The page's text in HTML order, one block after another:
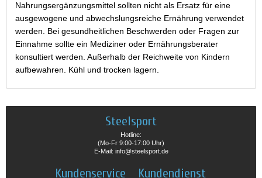
Nahrungsergänzungsmittel sollten nicht als Ersatz für eine
ausgewogene und abwechslungsreiche Ernährung verwendet
werden. Bei gesundheitlichen Beschwerden oder Fragen zur
Einnahme sollte ein Mediziner oder Ernährungsberater
konsultiert werden. Außerhalb der Reichweite von Kindern
aufbewahren. Kühl und trocken lagern.
Steelsport
Hotline:
(Mo-Fr 9:00-17:00 Uhr)
E-Mail: info@steelsport.de
Kundenservice Kundendienst